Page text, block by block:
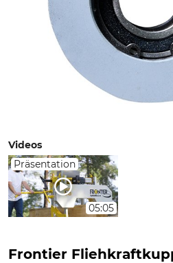
Videos
Präsentation
05:05
Frontier